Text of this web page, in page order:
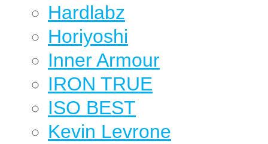
Hardlabz
Horiyoshi
Inner Armour
IRON TRUE
ISO BEST
Kevin Levrone